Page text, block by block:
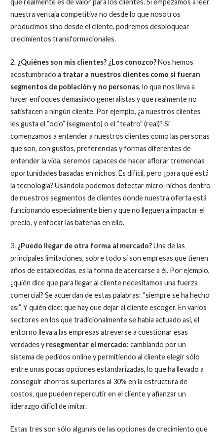
que realmente es de valor para los clientes. Si empezamos a leer
nuestra ventaja competitiva no desde lo que nosotros
producimos sino desde el cliente, podremos desbloquear
crecimientos transformacionales.
2. ¿Quiénes son mis clientes? ¿Los conozco?Nos hemos
acostumbrado a tratar a nuestros clientes como si fueran
segmentos de población y no personas, lo que nos lleva a
hacer enfoques demasiado generalistas y que realmente no
satisfacen a ningún cliente. Por ejemplo, ¿a nuestros clientes
les gusta el “ocio” (segmento) o el “teatro” (real)? Si
comenzamos a entender a nuestros clientes como las personas
que son, con gustos, preferencias y formas diferentes de
entender la vida, seremos capaces de hacer aflorar tremendas
oportunidades basadas en nichos. Es difícil, pero ¿para qué está
la tecnología? Usándola podemos detectar micro-nichos dentro
de nuestros segmentos de clientes donde nuestra oferta está
funcionando especialmente bien y que no lleguen a impactar el
precio, y enfocar las baterías en ello.
3. ¿Puedo llegar de otra forma al mercado?Una de las
principales limitaciones, sobre todo si son empresas que tienen
años de establecidas, es la forma de acercarse a él. Por ejemplo,
¿quién dice que para llegar al cliente necesitamos una fuerza
comercial? Se acuerdan de estas palabras: “siempre se ha hecho
así”. Y quién dice: que hay que dejar al cliente escoger. En varios
sectores en los que tradicionalmente se había actuado así, el
entorno lleva a las empresas atreverse a cuestionar esas
verdades y resegmentar el mercado: cambiando por un
sistema de pedidos online y permitiendo al cliente elegir sólo
entre unas pocas opciones estandarizadas, lo que ha llevado a
conseguir ahorros superiores al 30% en la estructura de
costos, que pueden repercutir en el cliente y afianzar un
liderazgo difícil de imitar.
Estas tres son sólo algunas de las opciones de crecimiento que